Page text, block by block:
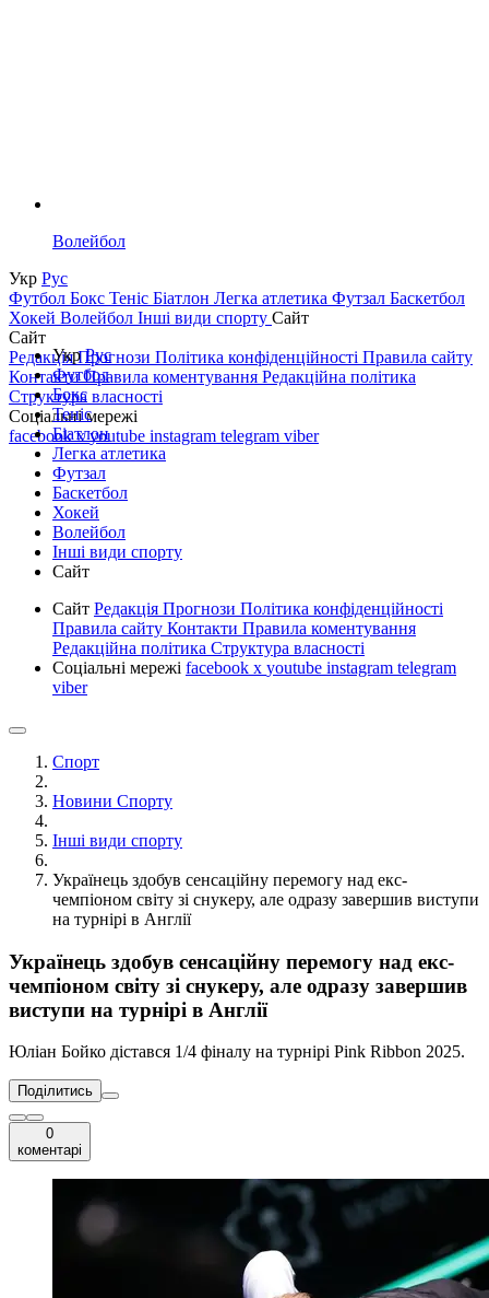
Волейбол
Укр Рус
Футбол Бокс Теніс Біатлон Легка атлетика Футзал Баскетбол
Хокей Волейбол Інші види спорту Сайт
Сайт
РедакціяПрогнози Політика конфіденційності Правила сайту
КонтактиПравила коментування Редакційна політика
Структура власності
Соціальні мережі
facebookxyoutube instagram telegram viber
УкрРус
Футбол
Бокс
Теніс
Біатлон
Легка атлетика
Футзал
Баскетбол
Хокей
Волейбол
Інші види спорту
Сайт
Сайт Редакція Прогнози Політика конфіденційності
Правила сайту Контакти Правила коментування
Редакційна політика Структура власності
Соціальні мережі facebook x youtube instagram telegram
viber
Спорт
Новини Спорту
Інші види спорту
Українець здобув сенсаційну перемогу над екс-
чемпіоном світу зі снукеру, але одразу завершив виступи
на турнірі в Англії
Українець здобув сенсаційну перемогу над екс-
чемпіоном світу зі снукеру, але одразу завершив
виступи на турнірі в Англії
Юліан Бойко дістався 1/4 фіналу на турнірі Pink Ribbon 2025.
Поділитись
0
коментарі